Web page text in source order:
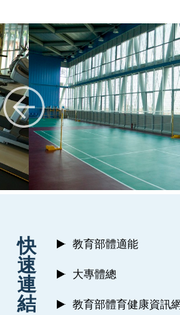
快
速
連
結
教育部體適能
大專體總
教育部體育健康資訊